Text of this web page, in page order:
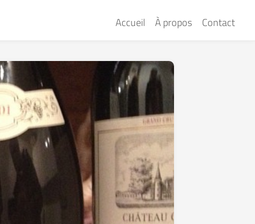
Accueil À propos Contact